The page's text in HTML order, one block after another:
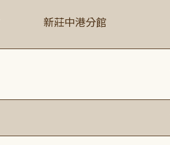
新莊中港分館